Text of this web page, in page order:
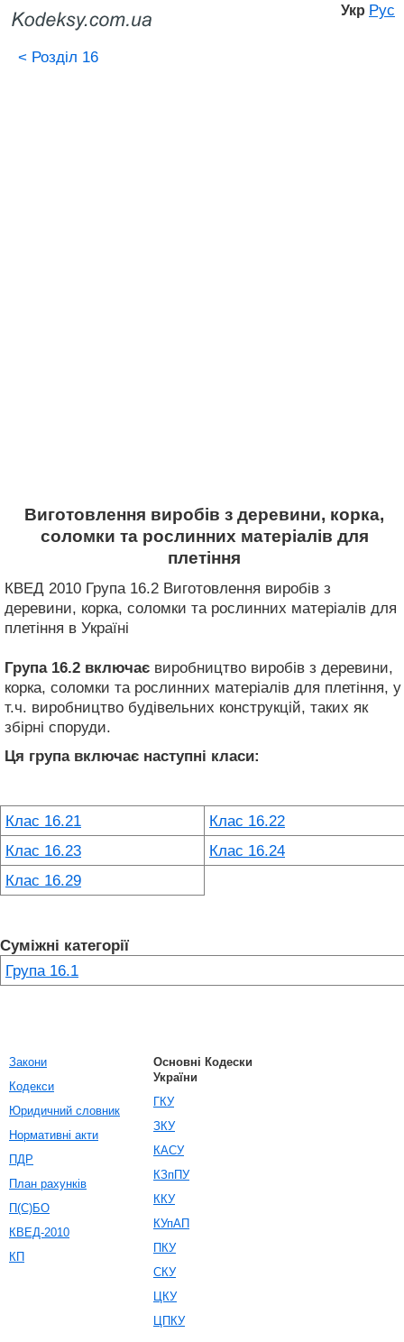
Укр Рус
< Розділ 16
Виготовлення виробів з деревини, корка,
соломки та рослинних матеріалів для
плетіння
КВЕД 2010 Група 16.2 Виготовлення виробів з
деревини, корка, соломки та рослинних матеріалів для
плетіння в Україні
Група 16.2 включає виробництво виробів з деревини,
корка, соломки та рослинних матеріалів для плетіння, у
т.ч. виробництво будівельних конструкцій, таких як
збірні споруди.
Ця група включає наступні класи:
Клас 16.21
Клас 16.22
Клас 16.23
Клас 16.24
Клас 16.29
Суміжні категорії
Група 16.1
Закони
Кодекси
Юридичний словник
Нормативні акти
ПДР
План рахунків
П(С)БО
КВЕД-2010
КП
Основні Кодески
України
ГКУ
ЗКУ
КАСУ
КЗпПУ
ККУ
КУпАП
ПКУ
СКУ
ЦКУ
ЦПКУ